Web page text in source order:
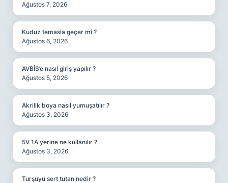
Ağustos 7, 2026
Kuduz temasla geçer mi ?
Ağustos 6, 2026
AVBİS’e nasıl giriş yapılır ?
Ağustos 5, 2026
Akrilik boya nasıl yumuşatılır ?
Ağustos 3, 2026
5V 1A yerine ne kullanılır ?
Ağustos 3, 2026
Turşuyu sert tutan nedir ?